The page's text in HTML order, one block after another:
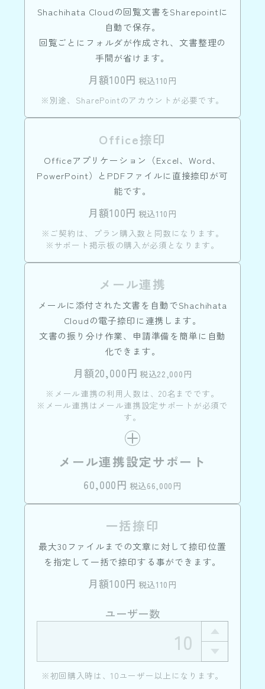
Shachihata Cloudの回覧文書をSharepointに
自動で保存。
回覧ごとにフォルダが作成され、文書整理の
手間が省けます。
月額100円 税込110円
※別途、SharePointのアカウントが必要です。
Office捺印
Officeアプリケーション（Excel、Word、
PowerPoint）とPDFファイルに直接捺印が可
能です。
月額100円 税込110円
※ご契約は、プラン購入数と同数になります。
※サポート掲示板の購入が必須となります。
メール連携
メールに添付された文書を自動でShachihata
Cloudの電子捺印に連携します。
文書の振り分け作業、申請準備を簡単に自動
化できます。
月額20,000円 税込22,000円
※メール連携の利用人数は、20名までです。
※メール連携はメール連携設定サポートが必須で
す。
メール連携設定サポート
60,000円 税込66,000円
一括捺印
最大30ファイルまでの文章に対して捺印位置
を指定して一括で捺印する事ができます。
月額100円 税込110円
ユーザー数
※初回購入時は、10ユーザー以上になります。